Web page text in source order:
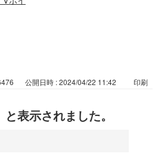
公開日時 : 2024/04/22 11:42 印刷
表示されました。